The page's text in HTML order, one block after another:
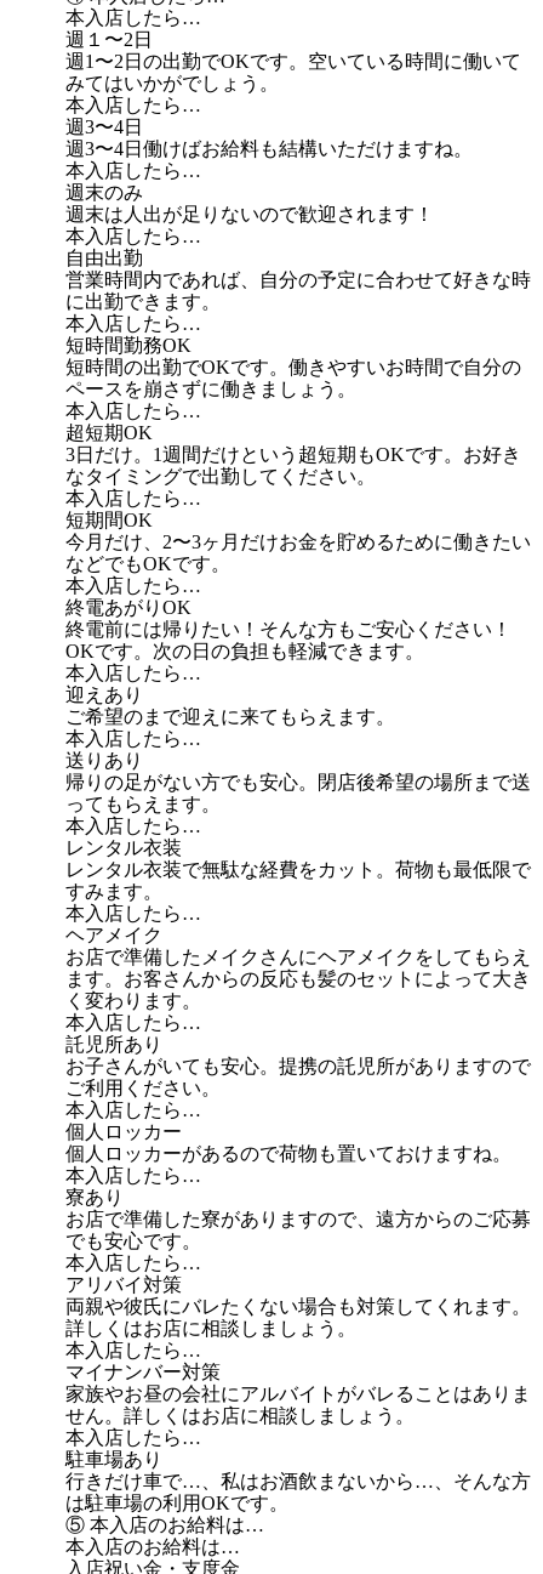
本入店したら…
週１〜2日
週1〜2日の出勤でOKです。空いている時間に働いて
みてはいかがでしょう。
本入店したら…
週3〜4日
週3〜4日働けばお給料も結構いただけますね。
本入店したら…
週末のみ
週末は人出が足りないので歓迎されます！
本入店したら…
自由出勤
営業時間内であれば、自分の予定に合わせて好きな時
に出勤できます。
本入店したら…
短時間勤務OK
短時間の出勤でOKです。働きやすいお時間で自分の
ペースを崩さずに働きましょう。
本入店したら…
超短期OK
3日だけ。1週間だけという超短期もOKです。お好き
なタイミングで出勤してください。
本入店したら…
短期間OK
今月だけ、2〜3ヶ月だけお金を貯めるために働きたい
などでもOKです。
本入店したら…
終電あがりOK
終電前には帰りたい！そんな方もご安心ください！
OKです。次の日の負担も軽減できます。
本入店したら…
迎えあり
ご希望のまで迎えに来てもらえます。
本入店したら…
送りあり
帰りの足がない方でも安心。閉店後希望の場所まで送
ってもらえます。
本入店したら…
レンタル衣装
レンタル衣装で無駄な経費をカット。荷物も最低限で
すみます。
本入店したら…
ヘアメイク
お店で準備したメイクさんにヘアメイクをしてもらえ
ます。お客さんからの反応も髪のセットによって大き
く変わります。
本入店したら…
託児所あり
お子さんがいても安心。提携の託児所がありますので
ご利用ください。
本入店したら…
個人ロッカー
個人ロッカーがあるので荷物も置いておけますね。
本入店したら…
寮あり
お店で準備した寮がありますので、遠方からのご応募
でも安心です。
本入店したら…
アリバイ対策
両親や彼氏にバレたくない場合も対策してくれます。
詳しくはお店に相談しましょう。
本入店したら…
マイナンバー対策
家族やお昼の会社にアルバイトがバレることはありま
せん。詳しくはお店に相談しましょう。
本入店したら…
駐車場あり
行きだけ車で…、私はお酒飲まないから…、そんな方
は駐車場の利用OKです。
⑤ 本入店のお給料は…
本入店のお給料は…
入店祝い金・支度金